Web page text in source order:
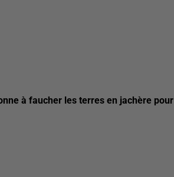
à faucher les terres en jachère pour